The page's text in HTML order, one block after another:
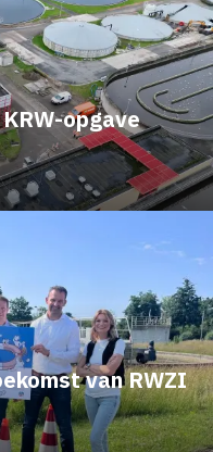
opgave
van RWZI